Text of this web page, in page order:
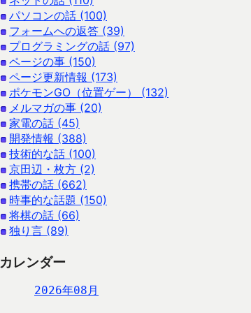
パソコンの話 (100)
フォームへの返答 (39)
プログラミングの話 (97)
ページの事 (150)
ページ更新情報 (173)
ポケモンGO（位置ゲー） (132)
メルマガの事 (20)
家電の話 (45)
開発情報 (388)
技術的な話 (100)
京田辺・枚方 (2)
携帯の話 (662)
時事的な話題 (150)
将棋の話 (66)
独り言 (89)
カレンダー
2026年08月